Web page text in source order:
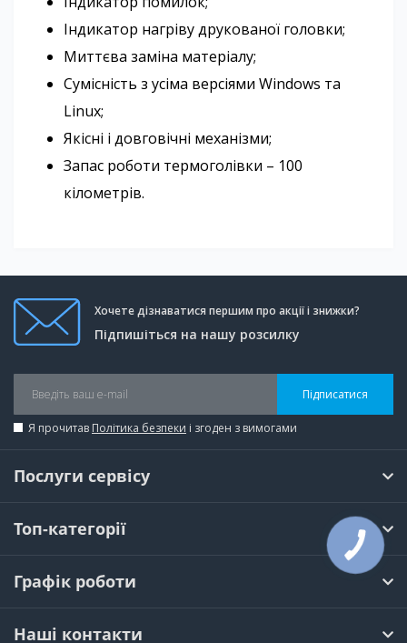
Індикатор нагріву друкованої головки;
Миттєва заміна матеріалу;
Сумісність з усіма версіями Windows та
Linux;
Якісні і довговічні механізми;
Запас роботи термоголівки – 100
кілометрів.
Хочете дізнаватися першим про акції і знижки?
Підпишіться на нашу розсилку
Підписатися
Я прочитав Політика безпеки і згоден з вимогами
Послуги сервісу
Топ-категорії
Графік роботи
Наші контакти
КНОПКА
ЗВ'ЯЗКУ